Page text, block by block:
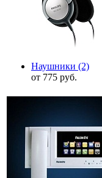
Наушники (2)
от 775 руб.